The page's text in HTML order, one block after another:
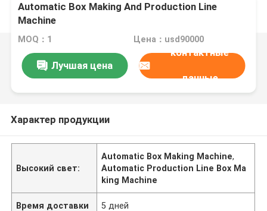
Automatic Box Making And Production Line
Machine
MOQ：1 Цена：usd90000
Лучшая цена
контактные
данные
Характер продукции
Высокий свет:
Automatic Box Making Machine,
Automatic Production Line Box Ma
king Machine
Время доставки 5 дней